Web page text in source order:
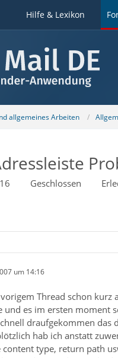
Hilfe & Lexikon
allgemeines Arbeiten
Geschlossen
um 14:16
Thread schon kurz
und es im ersten moment
draufgekommen das
hab ich anstatt
content type, return path